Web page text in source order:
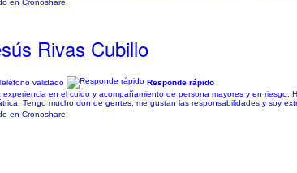
Rivas Cubillo
validado
Responde rápido
en el cuido y acompañamiento de persona mayores y en
Tengo mucho don de gentes, me gustan las responsabilidades y soy
en Cronoshare